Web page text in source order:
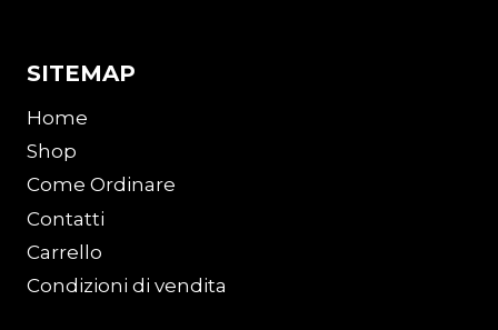
SITEMAP
Home
Shop
Come Ordinare
Contatti
Carrello
Condizioni di vendita